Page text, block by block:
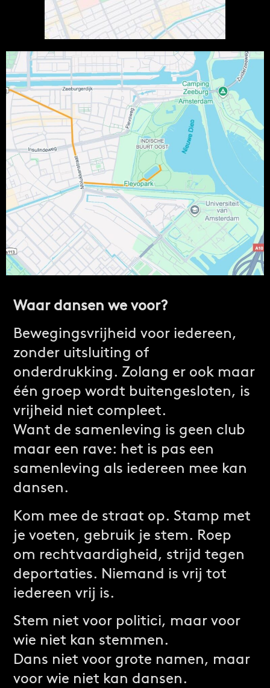
Waar dansen we voor?
Bewegingsvrijheid voor iedereen,
zonder uitsluiting of
onderdrukking. Zolang er ook maar
één groep wordt buitengesloten, is
vrijheid niet compleet.
Want de samenleving is geen club
maar een rave: het is pas een
samenleving als iedereen mee kan
dansen.
Kom mee de straat op. Stamp met
je voeten, gebruik je stem. Roep
om rechtvaardigheid, strijd tegen
deportaties. Niemand is vrij tot
iedereen vrij is.
Stem niet voor politici, maar voor
wie niet kan stemmen.
Dans niet voor grote namen, maar
voor wie niet kan dansen.